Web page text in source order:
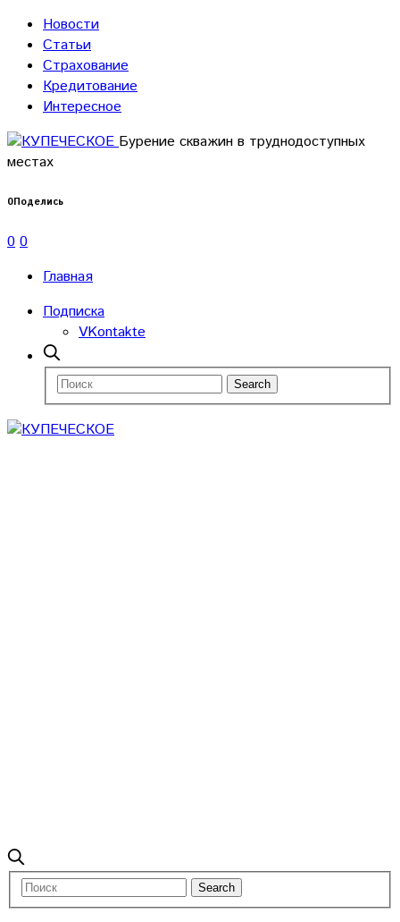
Новости
Статьи
Страхование
Кредитование
Интересное
Бурение скважин в труднодоступных
местах
0Поделись
0 0
Главная
Подписка
VKontakte